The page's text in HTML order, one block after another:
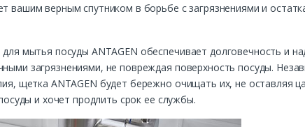
вашим верным спутником в борьбе с загрязнениями и
мытья посуды ANTAGEN обеспечивает долговечность и
загрязнениями, не повреждая поверхность посуды.
щетка ANTAGEN будет бережно очищать их, не оставляя
и хочет продлить срок ее службы.